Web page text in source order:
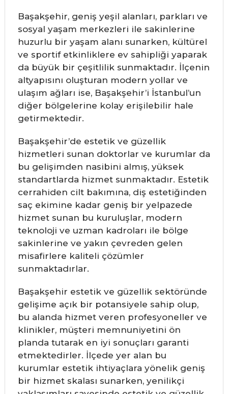
Başakşehir, geniş yeşil alanları, parkları ve
sosyal yaşam merkezleri ile sakinlerine
huzurlu bir yaşam alanı sunarken, kültürel
ve sportif etkinliklere ev sahipliği yaparak
da büyük bir çeşitlilik sunmaktadır. İlçenin
altyapısını oluşturan modern yollar ve
ulaşım ağları ise, Başakşehir’i İstanbul’un
diğer bölgelerine kolay erişilebilir hale
getirmektedir.
Başakşehir’de estetik ve güzellik
hizmetleri sunan doktorlar ve kurumlar da
bu gelişimden nasibini almış, yüksek
standartlarda hizmet sunmaktadır. Estetik
cerrahiden cilt bakımına, diş estetiğinden
saç ekimine kadar geniş bir yelpazede
hizmet sunan bu kuruluşlar, modern
teknoloji ve uzman kadroları ile bölge
sakinlerine ve yakın çevreden gelen
misafirlere kaliteli çözümler
sunmaktadırlar.
Başakşehir estetik ve güzellik sektöründe
gelişime açık bir potansiyele sahip olup,
bu alanda hizmet veren profesyoneller ve
klinikler, müşteri memnuniyetini ön
planda tutarak en iyi sonuçları garanti
etmektedirler. İlçede yer alan bu
kurumlar estetik ihtiyaçlara yönelik geniş
bir hizmet skalası sunarken, yenilikçi